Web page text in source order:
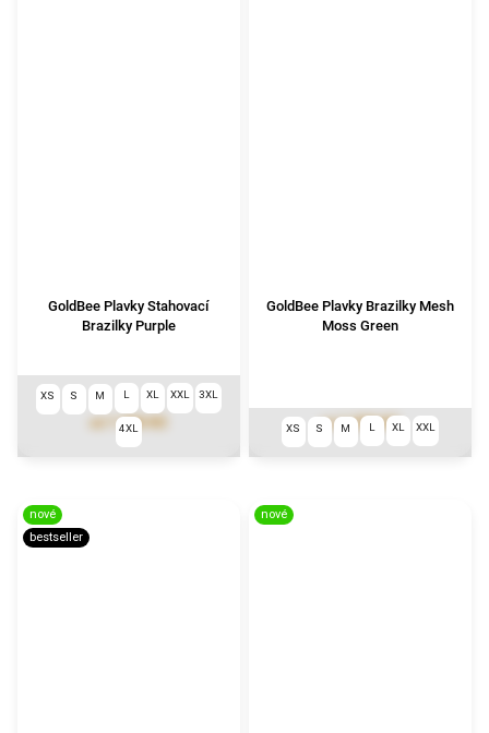
GoldBee Plavky Stahovací
Brazilky Purple
1 390 Kč
XS S M L XL XXL 3XL
4XL
GoldBee Plavky Brazilky Mesh
Moss Green
od1 290 Kč
XS S M L XL XXL
nové
bestseller
nové